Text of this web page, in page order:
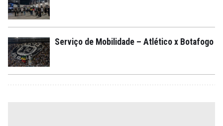
Serviço de Mobilidade – Atlético x Botafogo